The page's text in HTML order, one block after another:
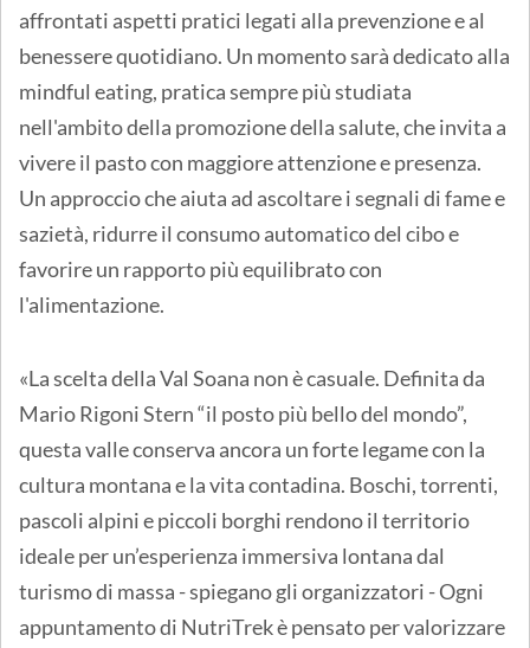
affrontati aspetti pratici legati alla prevenzione e al
benessere quotidiano. Un momento sarà dedicato alla
mindful eating, pratica sempre più studiata
nell'ambito della promozione della salute, che invita a
vivere il pasto con maggiore attenzione e presenza.
Un approccio che aiuta ad ascoltare i segnali di fame e
sazietà, ridurre il consumo automatico del cibo e
favorire un rapporto più equilibrato con
l'alimentazione.
«La scelta della Val Soana non è casuale. Definita da
Mario Rigoni Stern “il posto più bello del mondo”,
questa valle conserva ancora un forte legame con la
cultura montana e la vita contadina. Boschi, torrenti,
pascoli alpini e piccoli borghi rendono il territorio
ideale per un’esperienza immersiva lontana dal
turismo di massa - spiegano gli organizzatori - Ogni
appuntamento di NutriTrek è pensato per valorizzare